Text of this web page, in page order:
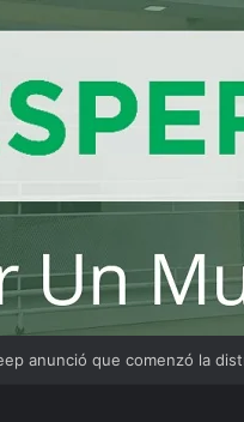
y organizaciones sostienen